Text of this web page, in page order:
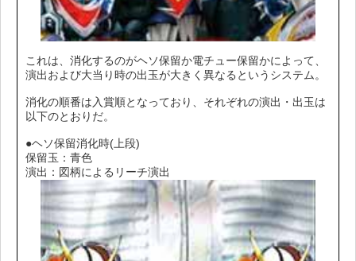
これは、消化するのがヘソ保留か電チュー保留かによって、
演出および大当り時の出玉が大きく異なるというシステム。
消化の順番は入賞順となっており、それぞれの演出・出玉は
以下のとおりだ。
●ヘソ保留消化時(上段)
保留玉：青色
演出：図柄によるリーチ演出